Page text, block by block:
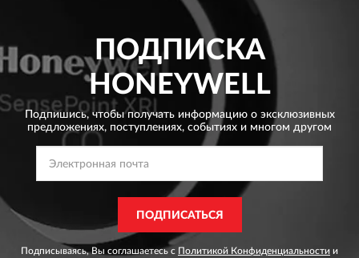
ПОДПИСКА
HONEYWELL
Подпишись, чтобы получать информацию о эксклюзивных
предложениях, поступлениях, событиях и многом другом
ПОДПИСАТЬСЯ
Подписываясь, Вы соглашаетесь с Политикой Конфиденциальности и